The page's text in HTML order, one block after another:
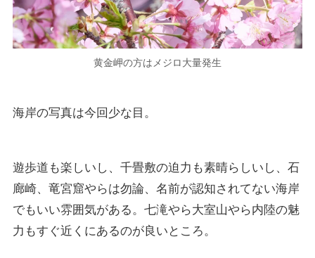
黄金岬の方はメジロ大量発生
海岸の写真は今回少な目。
遊歩道も楽しいし、千畳敷の迫力も素晴らしいし、石
廊崎、竜宮窟やらは勿論、名前が認知されてない海岸
でもいい雰囲気がある。七滝やら大室山やら内陸の魅
力もすぐ近くにあるのが良いところ。